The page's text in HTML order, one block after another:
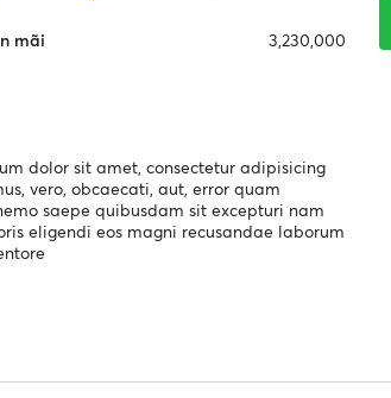
mãi 3,230,000
dolor sit amet, consectetur adipisicing
vero, obcaecati, aut, error quam
saepe quibusdam sit excepturi nam
eligendi eos magni recusandae laborum